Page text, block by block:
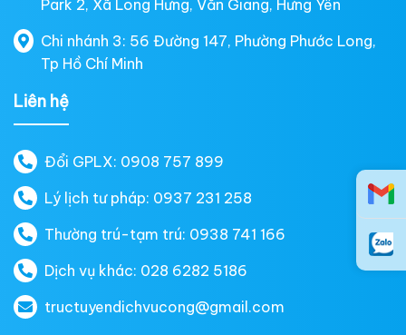
Park 2, Xã Long Hưng, Văn Giang, Hưng Yên
Chi nhánh 3: 56 Đường 147, Phường Phước Long,
Tp Hồ Chí Minh
Liên hệ
Đổi GPLX: 0908 757 899
Lý lịch tư pháp: 0937 231 258
Thường trú-tạm trú: 0938 741 166
Dịch vụ khác: 028 6282 5186
tructuyendichvucong@gmail.com